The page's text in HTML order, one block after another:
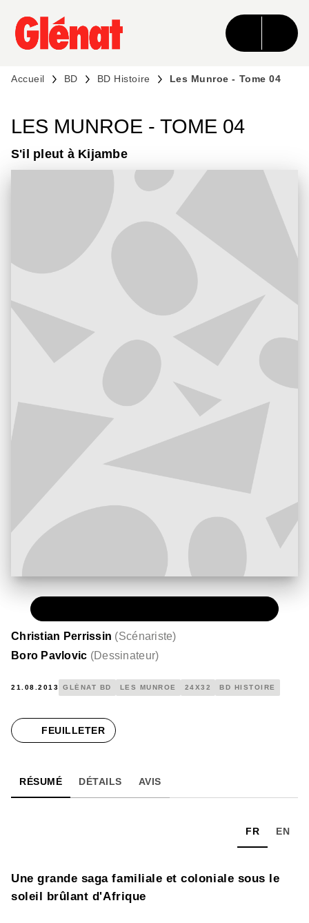
MENU RECHERCHE CONTENU
PIED DE PAGE
Accueil BD BD Histoire Les Munroe - Tome 04
LES MUNROE - TOME 04
S'il pleut à Kijambe
Christian Perrissin (Scénariste)
Boro Pavlovic (Dessinateur)
21.08.2013 GLÉNAT BD LES MUNROE 24X32 BD HISTOIRE
FEUILLETER
RÉSUMÉ DÉTAILS AVIS
FR EN
Une grande saga familiale et coloniale sous le
soleil brûlant d'Afrique